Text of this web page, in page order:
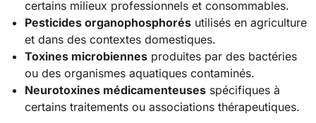
certains milieux professionnels et consommables.
Pesticides organophosphorés utilisés en agriculture
et dans des contextes domestiques.
Toxines microbiennes produites par des bactéries
ou des organismes aquatiques contaminés.
Neurotoxines médicamenteuses spécifiques à
certains traitements ou associations thérapeutiques.